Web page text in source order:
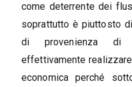
come deterrente dei
soprattutto è piuttosto
di provenienza di
effettivamente
economica perché